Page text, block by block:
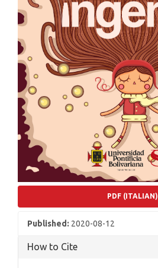
PDF (ITALIAN)
Published: 2020-08-12
How to Cite